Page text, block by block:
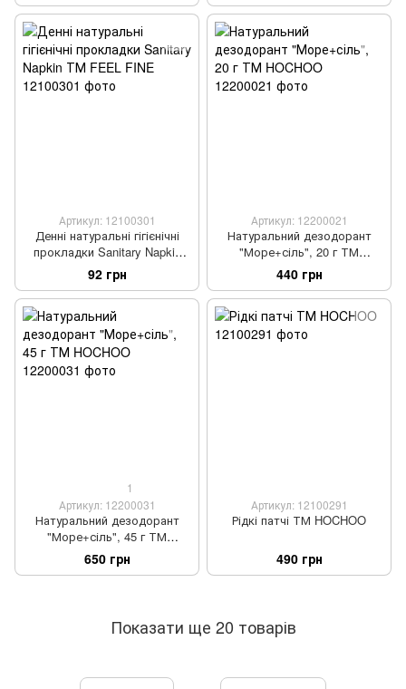
Артикул: 12100301
Денні натуральні гігієнічні
прокладки Sanitary Napkin
ТМ FEEL FINE
92 грн
Артикул: 12200021
Натуральний дезодорант
"Море+сіль", 20 г ТМ
HOCHOO
440 грн
1
Артикул: 12200031
Натуральний дезодорант
"Море+сіль", 45 г ТМ
HOCHOO
650 грн
Артикул: 12100291
Рідкі патчі ТМ HOCHOO
490 грн
Показати ще 20 товарів